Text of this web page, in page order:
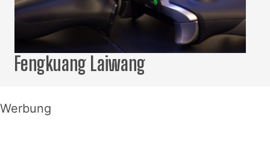
Fengkuang Laiwang
Werbung